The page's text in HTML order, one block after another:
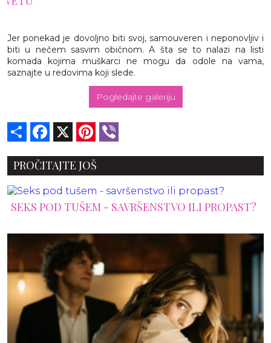
Jer ponekad je dovoljno biti svoj, samouveren i neponovljiv i
biti u nečem sasvim običnom. A šta se to nalazi na listi
komada kojima muškarci ne mogu da odole na vama,
saznajte u redovima koji slede.
Pogledajte galeriju
Share Facebook Pinterest
PROČITAJTE JOŠ
SEKS POD TUŠEM - SAVRŠENSTVO ILI PROPAST?